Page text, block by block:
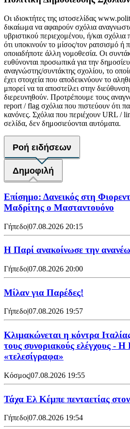
Οι ιδιοκτήτες της ιστοσελίδας
δικαίωμα να αφαιρούν σχόλια
υβριστικού περιεχομένου, ή/και
ότι υποκινούν το μίσος/τον ρατσισμό ή
οποιαδήποτε άλλη νομοθεσία. Οι
ευθύνονται προσωπικά για την
αναγνώστης/συντάκτης σχολίου, το
έχει στοιχεία που αποδεικνύουν το
μπορεί να τα αποστείλει στην
διερευνηθούν. Προτρέπουμε τους
report / flag σχόλια που πιστεύουν ότι
κανόνες. Σχόλια που περιέχουν URL /
σελίδα, δεν δημοσιεύονται αυτόματα.
Ροή ειδήσεων
Δημοφιλή
Επίσημο: Δανεικός στη
Μαδρίτης ο Μασταντουόνο
Γήπεδο|07.08.2026 20:15
Η Παρί ανακοίνωσε την
Γήπεδο|07.08.2026 20:00
Μίλαν για Παρέδες!
Γήπεδο|07.08.2026 19:57
Κλιμακώνεται η κόντρα
τους συνοριακούς ελέγχους -
«τελεσίγραφα»
Κόσμος|07.08.2026 19:55
Τάχα Ελ Κέμπε πενταετίας
Γήπεδο|07.08.2026 19:54